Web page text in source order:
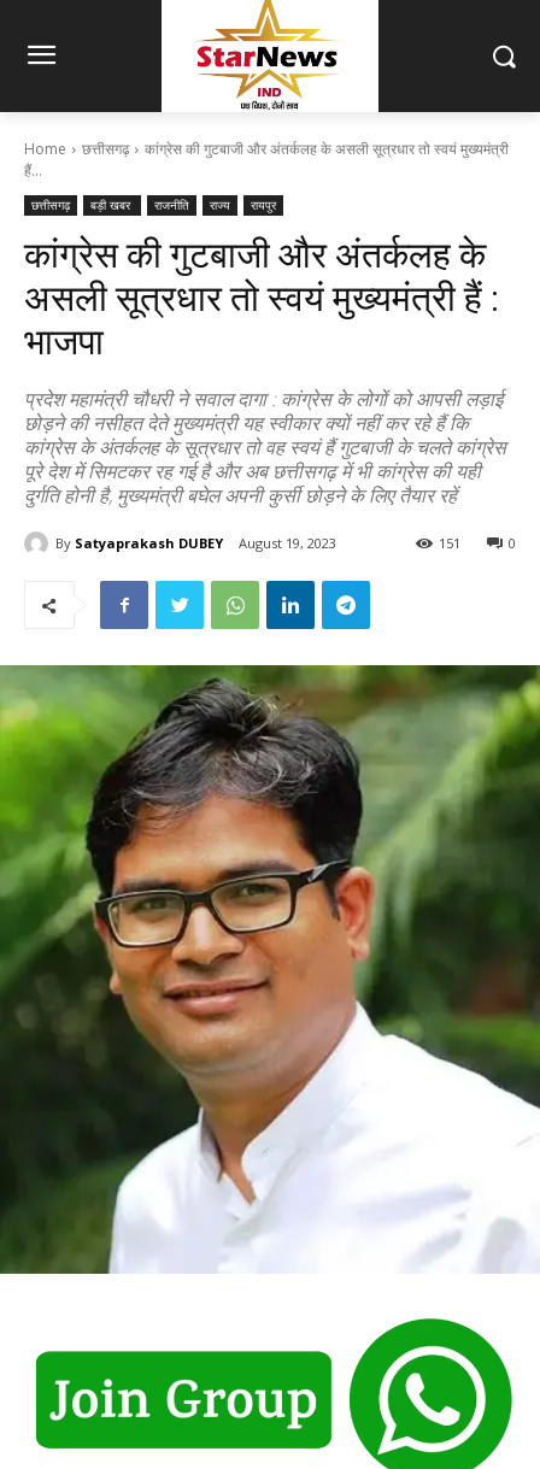
Home छत्तीसगढ़
कांग्रेस की गुटबाजी और अंतर्कलह के असली सूत्रधार तो स्वयं मुख्यमंत्री
हैं...
छत्तीसगढ़ बड़ी खबर राजनीति राज्य रायपुर
कांग्रेस की गुटबाजी और अंतर्कलह के
असली सूत्रधार तो स्वयं मुख्यमंत्री हैं :
भाजपा
प्रदेश महामंत्री चौधरी ने सवाल दागा : कांग्रेस के लोगों को आपसी लड़ाई
छोड़ने की नसीहत देते मुख्यमंत्री यह स्वीकार क्यों नहीं कर रहे हैं कि
कांग्रेस के अंतर्कलह के सूत्रधार तो वह स्वयं हैं गुटबाजी के चलते कांग्रेस
पूरे देश में सिमटकर रह गई है और अब छत्तीसगढ़ में भी कांग्रेस की यही
दुर्गति होनी है, मुख्यमंत्री बघेल अपनी कुर्सी छोड़ने के लिए तैयार रहें
By Satyaprakash DUBEY August 19, 2023 0
151